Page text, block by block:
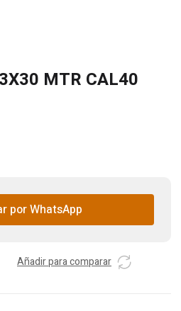
MTR CAL40
por WhatsApp
Añadir para comparar